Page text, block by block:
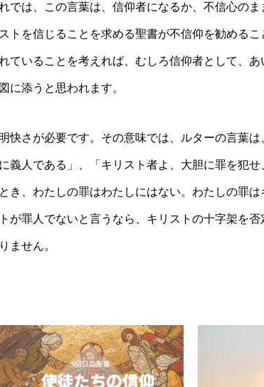
では、この言葉は、信仰者になるか、不信心の
トを信じることを求める聖書が不信仰を勧める
ていることを考えれば、むしろ信仰者として、
に添うと思われます。
快さが必要です。その意味では、ルターの言葉は
義人である」、「キリスト者よ、大胆に罪を犯
き、わたしの罪はわたしにはない。わたしの罪
が罪人でないと言うなら、キリストの十字架を
ません。